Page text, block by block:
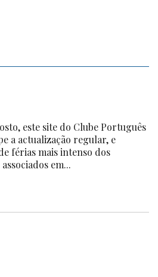
este site do Clube Português
a actualização regular, e
férias mais intenso dos
em...